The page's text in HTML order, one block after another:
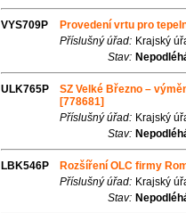
VYS709P
Provedení vrtu pro
Příslušný úřad: Krajský
Stav:
ULK765P
SZ Velké Březno –
[778681]
Příslušný úřad: Krajský
Stav:
LBK546P
Rozšíření OLC firmy
Příslušný úřad: Krajský
Stav: